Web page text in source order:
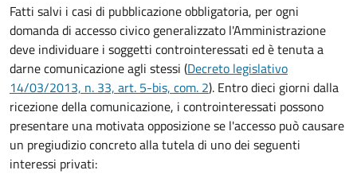
Fatti salvi i casi di pubblicazione obbligatoria, per ogni
domanda di accesso civico generalizzato l'Amministrazione
deve individuare i soggetti controinteressati ed è tenuta a
darne comunicazione agli stessi (Decreto legislativo
14/03/2013, n. 33, art. 5-bis, com. 2). Entro dieci giorni dalla
ricezione della comunicazione, i controinteressati possono
presentare una motivata opposizione se l'accesso può causare
un pregiudizio concreto alla tutela di uno dei seguenti
interessi privati: